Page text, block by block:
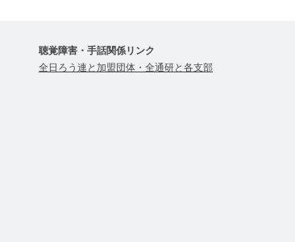
聴覚障害・手話関係リンク
全日ろう連と加盟団体・全通研と各支部